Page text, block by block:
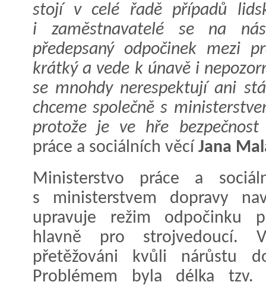
stojí v celé řadě případů
i zaměstnavatelé se na
předepsaný odpočinek mezi
krátký a vede k únavě i
se mnohdy nerespektují ani
chceme společně s
protože je ve hře bezpečnost
práce a sociálních věcí Jana
Ministerstvo práce a
s ministerstvem dopravy
upravuje režim odpočinku
hlavně pro strojvedoucí.
přetěžováni kvůli nárůstu
Problémem byla délka